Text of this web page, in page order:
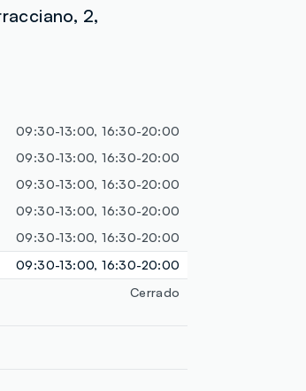
2,
09:30-13:00, 16:30-20:00
09:30-13:00, 16:30-20:00
09:30-13:00, 16:30-20:00
09:30-13:00, 16:30-20:00
09:30-13:00, 16:30-20:00
09:30-13:00, 16:30-20:00
Cerrado